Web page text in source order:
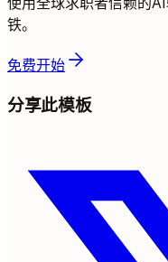
铁。
免费开始
分享此模板